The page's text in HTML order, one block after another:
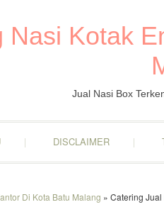
Nasi Kotak
Jual Nasi Box
DISCLAIMER
Di Kota Batu Malang » Catering